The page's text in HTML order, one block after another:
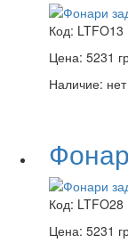
Код: LTFO13
Цена: 5231
Наличие:
Код: LTFO28
Цена: 5231